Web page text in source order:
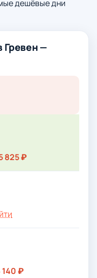
дешёвые дни
Гревен —
825 ₽
140 ₽